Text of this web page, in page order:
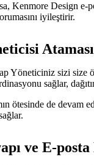
Kenmore Design e-
iyileştirir.
Ataması
Yöneticiniz sizi size
sağlar,
ötesinde de devam
ve E-